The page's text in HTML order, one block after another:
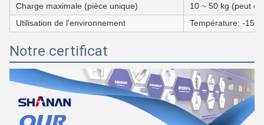
Charge maximale (pièce unique)
10 ~ 50 kg (peut
Utilisation de l'environnement
Température: -
Notre certificat